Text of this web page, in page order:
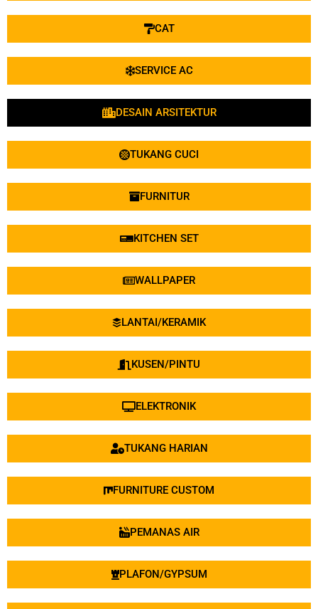
CAT
SERVICE AC
DESAIN ARSITEKTUR
TUKANG CUCI
FURNITUR
KITCHEN SET
WALLPAPER
LANTAI/KERAMIK
KUSEN/PINTU
ELEKTRONIK
TUKANG HARIAN
FURNITURE CUSTOM
PEMANAS AIR
PLAFON/GYPSUM